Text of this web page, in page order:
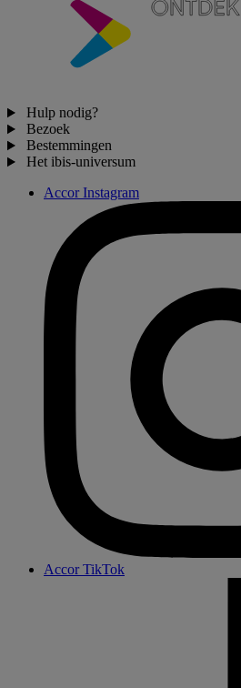
Hulp nodig?
Bezoek
Bestemmingen
Het ibis-universum
Accor Instagram
Accor TikTok